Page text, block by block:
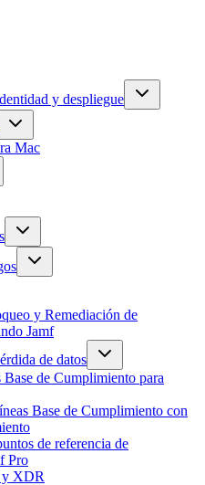
y despliegue
Mac
y Remediación de
Jamf
de datos
de Cumplimiento para
Base de Cumplimiento con
de referencia de
Pro
y XDR